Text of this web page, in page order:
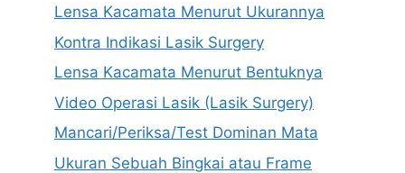
Lensa Kacamata Menurut Ukurannya
Kontra Indikasi Lasik Surgery
Lensa Kacamata Menurut Bentuknya
Video Operasi Lasik (Lasik Surgery)
Mancari/Periksa/Test Dominan Mata
Ukuran Sebuah Bingkai atau Frame